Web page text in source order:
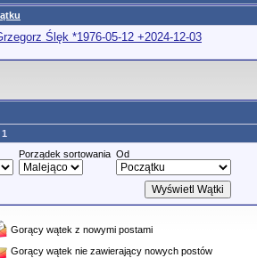
Ślęk *1976-05-12 +2024-12-03
Porządek sortowania Od
Gorący wątek z nowymi postami
Gorący wątek nie zawierający nowych postów